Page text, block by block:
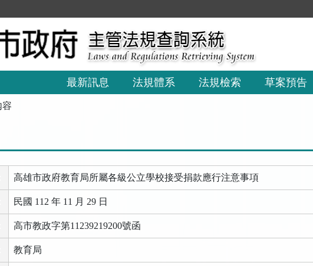
最新訊息 法規體系 法規檢索 草案預告
容
高雄市政府教育局所屬各級公立學校接受捐款應行注意事項
民國 112 年 11 月 29 日
高市教政字第11239219200號函
教育局